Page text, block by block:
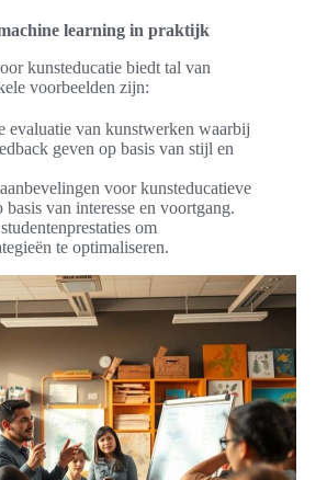
learning in praktijk
kunsteducatie biedt tal van
voorbeelden zijn:
evaluatie van kunstwerken waarbij
geven op basis van stijl en
voor kunsteducatieve
basis van interesse en voortgang.
om
te optimaliseren.